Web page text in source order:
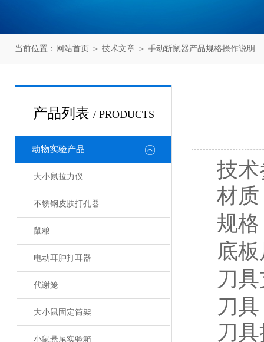
当前位置： 网站首页 ＞ 技术文章 ＞ 手动斩鼠器产品规格操作说明
产品列表 / PRODUCTS
动物实验产品
大小鼠拉力仪
不锈钢皮肤打孔器
鼠粮
电动耳肿打耳器
代谢笼
大小鼠固定筒架
小鼠悬尾实验箱
技
材质
规
底
刀
刀
刀